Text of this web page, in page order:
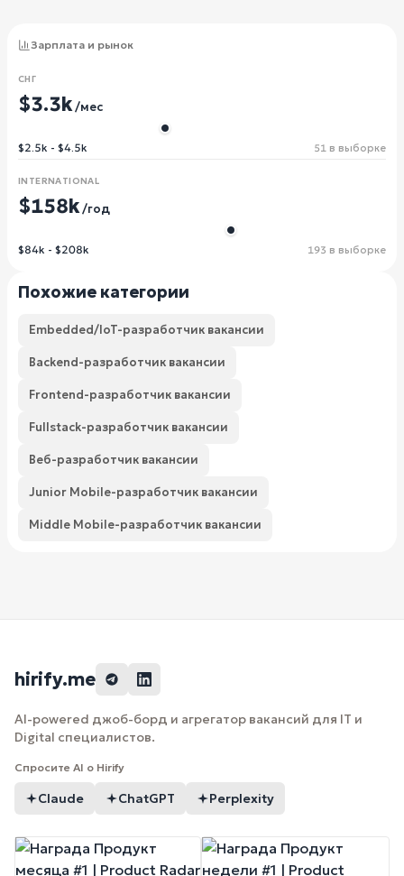
Зарплата и рынок
СНГ
$3.3k/мес
$2.5k - $4.5k 51 в выборке
INTERNATIONAL
$158k/год
$84k - $208k 193 в выборке
Похожие категории
Embedded/IoT-разработчик вакансии
Backend-разработчик вакансии
Frontend-разработчик вакансии
Fullstack-разработчик вакансии
Веб-разработчик вакансии
Junior Mobile-разработчик вакансии
Middle Mobile-разработчик вакансии
hirify.me
AI-powered джоб-борд и агрегатор вакансий для IT и
Digital специалистов.
Спросите AI о Hirify
Claude ChatGPT Perplexity